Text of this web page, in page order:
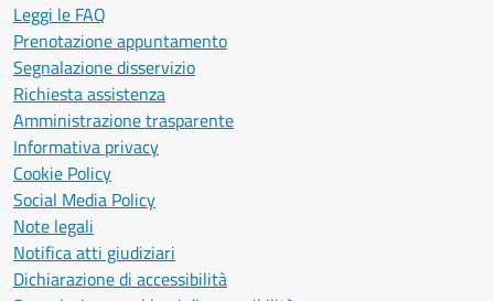
Leggi le FAQ
Prenotazione appuntamento
Segnalazione disservizio
Richiesta assistenza
Amministrazione trasparente
Informativa privacy
Cookie Policy
Social Media Policy
Note legali
Notifica atti giudiziari
Dichiarazione di accessibilità